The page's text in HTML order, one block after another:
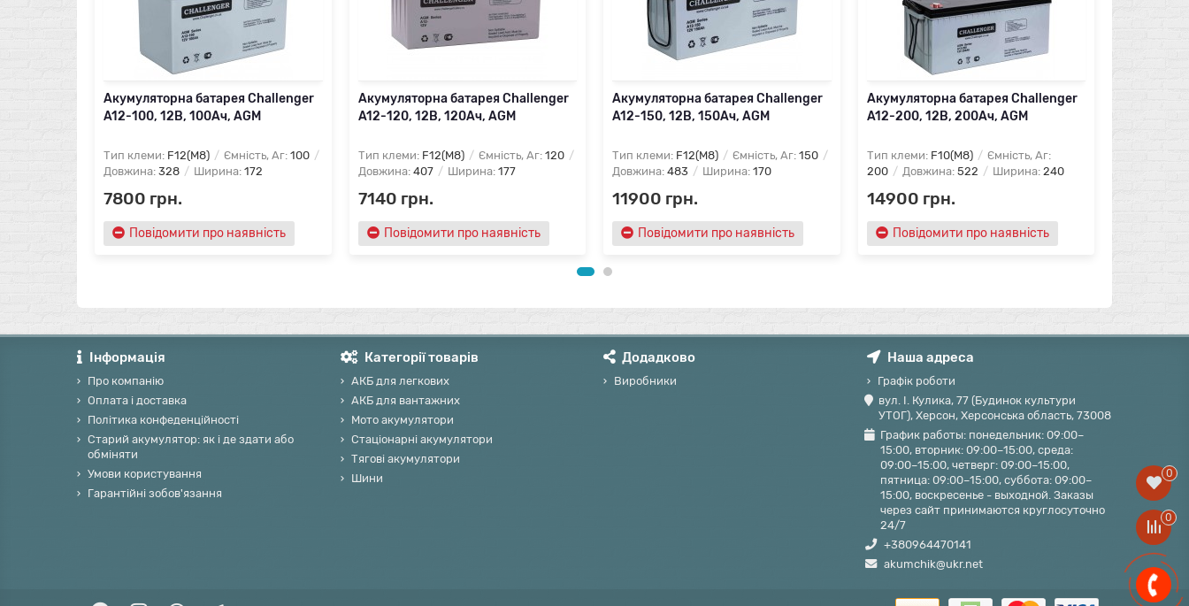
Акумуляторна батарея Challenger
A12-100, 12В, 100Ач, AGM
Тип клеми: F12(M8) Ємність, Аг: 100
Довжина: 328 Ширина: 172
7800 грн.
Повідомити про наявність
Акумуляторна батарея Challenger
A12-120, 12В, 120Ач, AGM
Тип клеми: F12(M8) Ємність, Аг: 120
Довжина: 407 Ширина: 177
7140 грн.
Повідомити про наявність
Акумуляторна батарея Challenger
A12-150, 12В, 150Ач, AGM
Тип клеми: F12(M8) Ємність, Аг: 150
Довжина: 483 Ширина: 170
11900 грн.
Повідомити про наявність
Акумуляторна батарея Challenger
A12-200, 12В, 200Ач, AGM
Тип клеми: F10(M8)
Ємність, Аг:
200
Довжина: 522 Ширина: 240
14900 грн.
Повідомити про наявність
Інформація
Про компанію
Оплата і доставка
Політика конфеденційності
Старий акумулятор: як і де здати або
обміняти
Умови користування
Гарантійні зобов'язання
Категорії товарів
АКБ для легкових
АКБ для вантажних
Мото акумулятори
Стаціонарні акумулятори
Тягові акумулятори
Шини
Додадково
Виробники
Наша адреса
Графік роботи
вул. І. Кулика, 77 (Будинок культури
УТОГ), Херсон, Херсонська область, 73008
График работы: понедельник: 09:00–
15:00, вторник: 09:00–15:00, среда:
09:00–15:00, четверг: 09:00–15:00,
пятница: 09:00–15:00, суббота: 09:00–
15:00, воскресенье - выходной. Заказы
через сайт принимаются круглосуточно
24/7
+380964470141
akumchik@ukr.net
0
0